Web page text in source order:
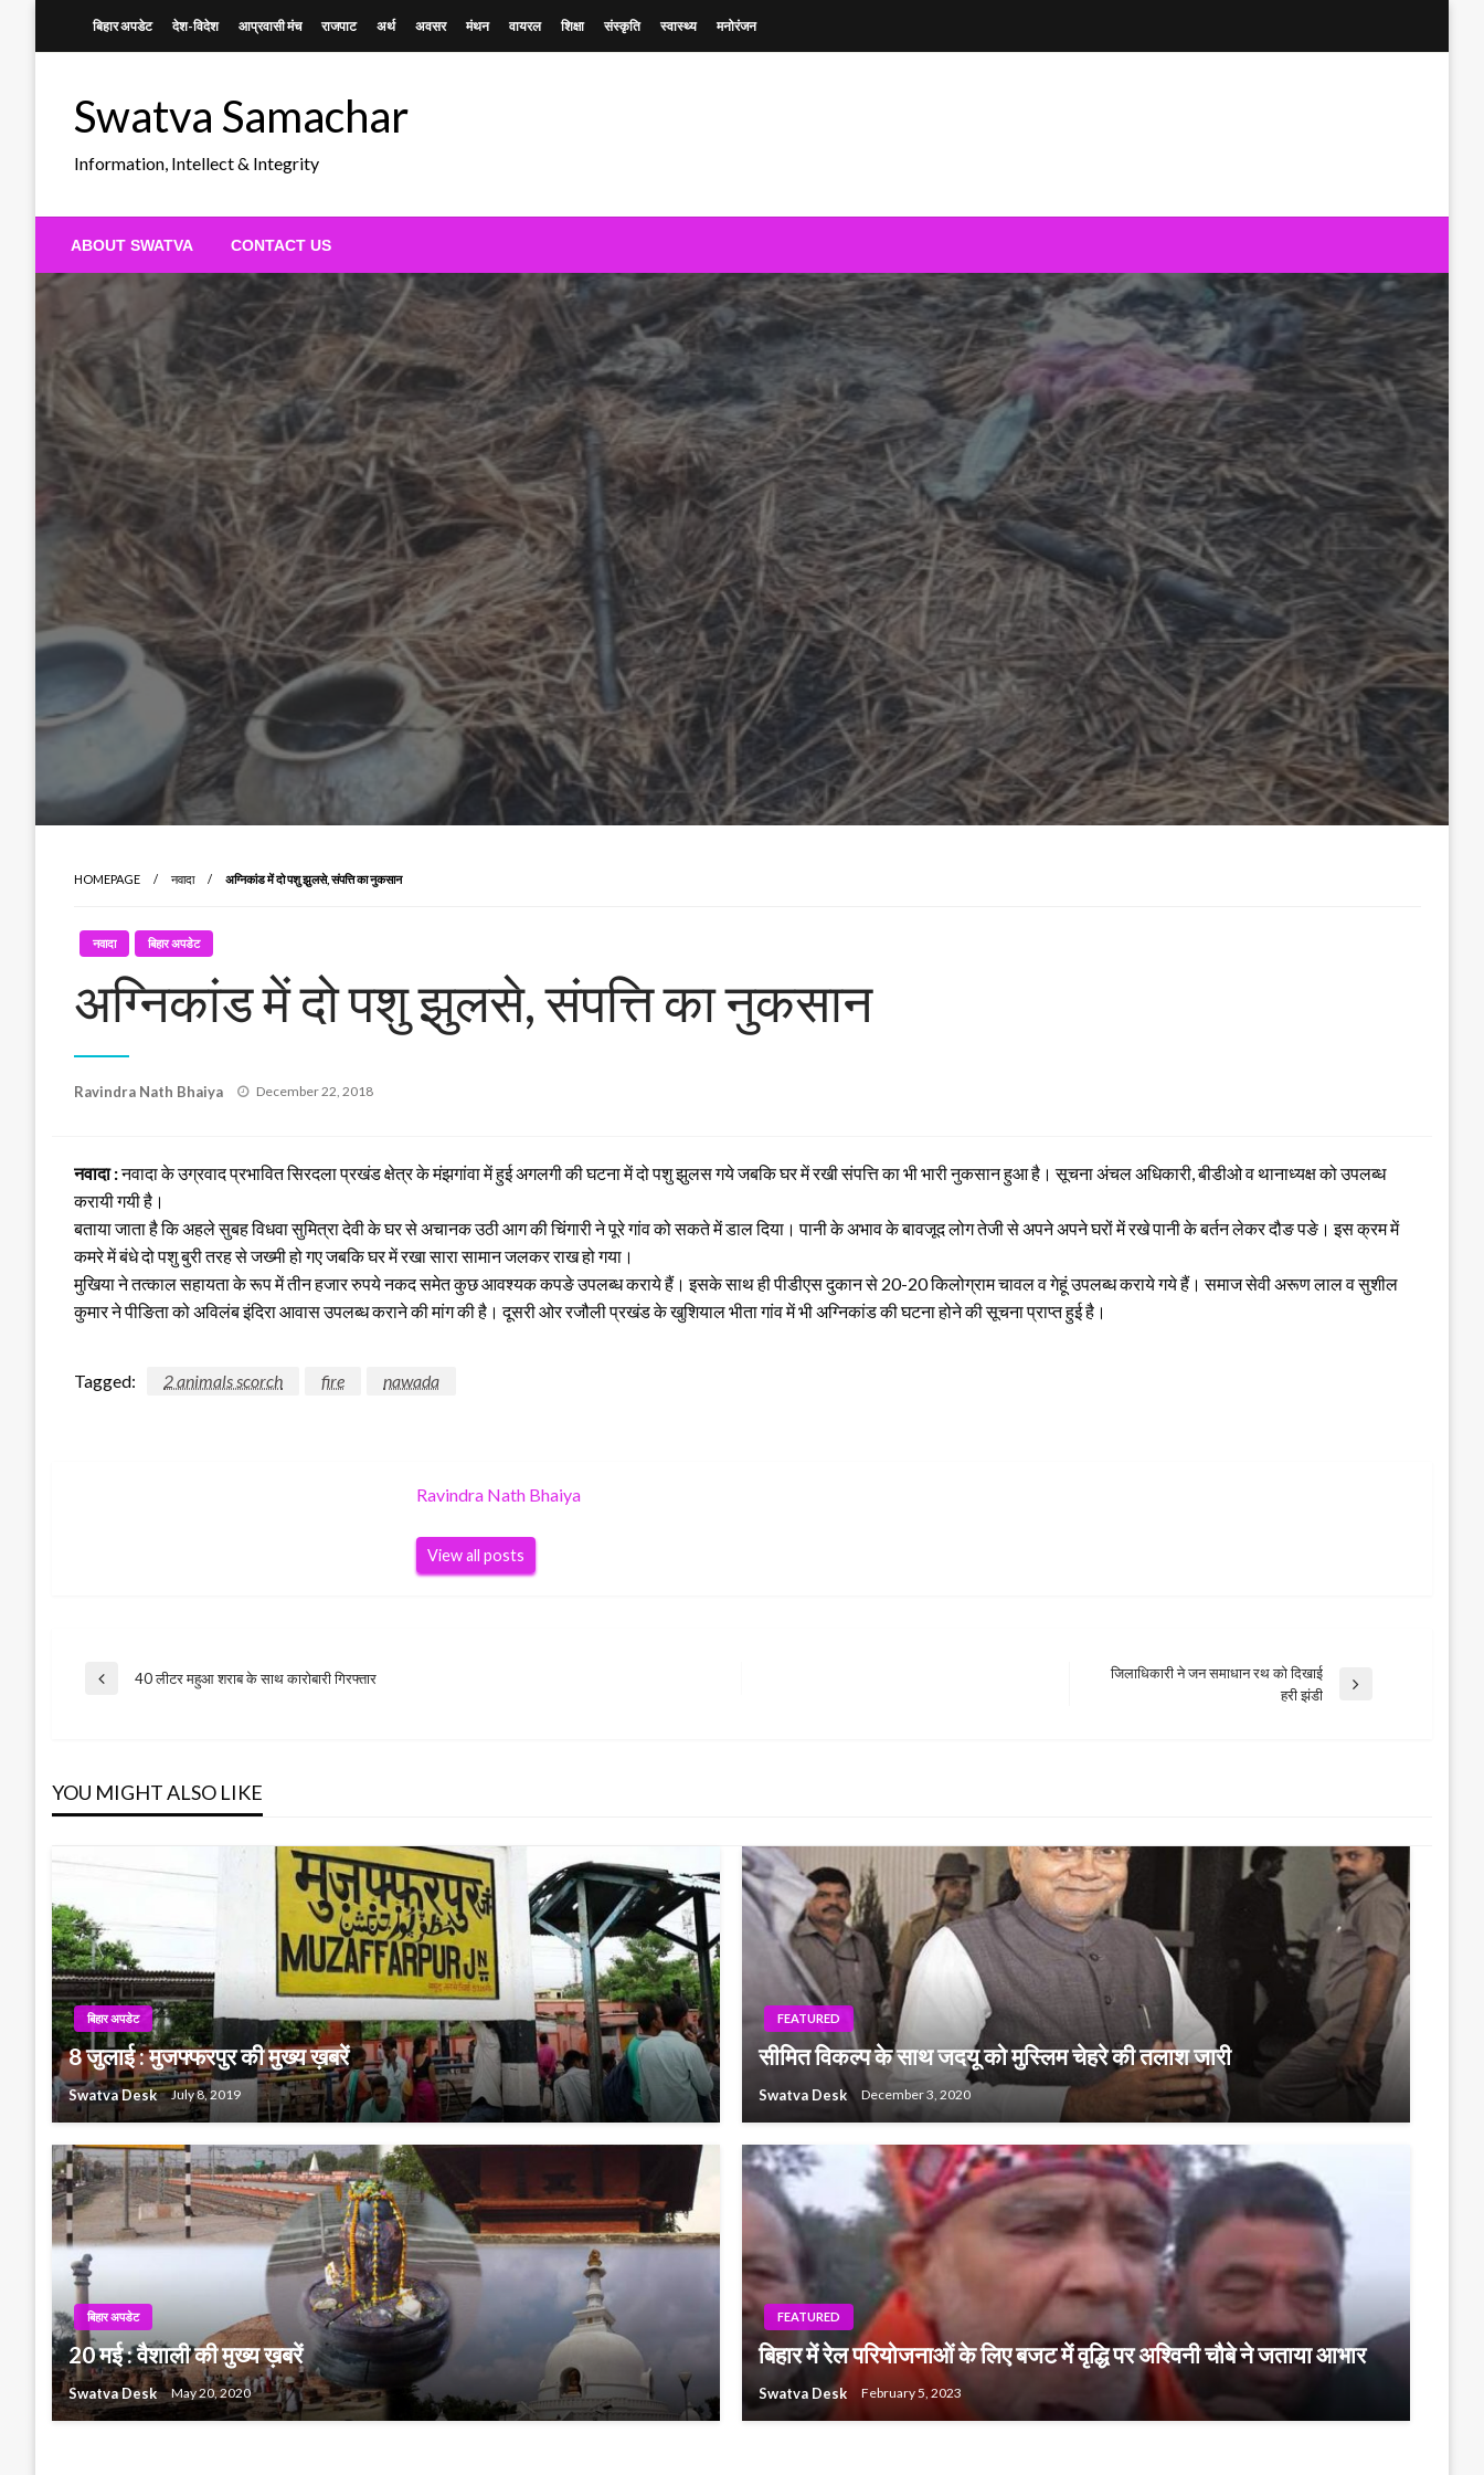
बिहार अपडेट देश-विदेश आप्रवासी मंच राजपाट अर्थ अवसर मंथन वायरल शिक्षा संस्कृति स्वास्थ्य मनोरंजन
Swatva Samachar
Information, Intellect & Integrity
ABOUT SWATVA CONTACT US
HOMEPAGE नवादा अग्निकांड में दो पशु झुलसे, संपत्ति का नुकसान
नवादा बिहार अपडेट
अग्निकांड में दो पशु झुलसे, संपत्ति का नुकसान
Ravindra Nath Bhaiya
Posted
December 22, 2018
नवादा :नवादा के उग्रवाद प्रभावित सिरदला प्रखंड क्षेत्र के मंझगांवा में हुई अगलगी की घटना में दो पशु झुलस गये जबकि घर में रखी संपत्ति का भी भारी नुकसान हुआ है। सूचना अंचल अधिकारी, बीडीओ व थानाध्यक्ष को उपलब्ध
करायी गयी है।
बताया जाता है कि अहले सुबह विधवा सुमित्रा देवी के घर से अचानक उठी आग की चिंगारी ने पूरे गांव को सकते में डाल दिया। पानी के अभाव के बावजूद लोग तेजी से अपने अपने घरों में रखे पानी के बर्तन लेकर दौङ पङे। इस क्रम में
कमरे में बंधे दो पशु बुरी तरह से जख्मी हो गए जबकि घर में रखा सारा सामान जलकर राख हो गया।
मुखिया ने तत्काल सहायता के रूप में तीन हजार रुपये नकद समेत कुछ आवश्यक कपङे उपलब्ध कराये हैं। इसके साथ ही पीडीएस दुकान से 20-20 किलोग्राम चावल व गेहूं उपलब्ध कराये गये हैं। समाज सेवी अरूण लाल व सुशील
कुमार ने पीङिता को अविलंब इंदिरा आवास उपलब्ध कराने की मांग की है। दूसरी ओर रजौली प्रखंड के खुशियाल भीता गांव में भी अग्निकांड की घटना होने की सूचना प्राप्त हुई है।
Tagged: 2 animals scorch fire nawada
Ravindra Nath Bhaiya
View all posts
Post
Previous
40 लीटर महुआ शराब के साथ कारोबारी गिरफ्तार
जिलाधिकारी ने जन समाधान रथ को दिखाई
हरी झंडी
YOU MIGHT ALSO LIKE
बिहार अपडेट
8 जुलाई : मुजफ्फरपुर की मुख्य ख़बरें
Swatva Desk July 8, 2019
FEATURED
सीमित विकल्प के साथ जदयू को मुस्लिम चेहरे की तलाश जारी
Swatva Desk December 3, 2020
बिहार अपडेट
20 मई : वैशाली की मुख्य ख़बरें
Swatva Desk May 20, 2020
FEATURED
बिहार में रेल परियोजनाओं के लिए बजट में वृद्धि पर अश्विनी चौबे ने जताया आभार
Swatva Desk February 5, 2023